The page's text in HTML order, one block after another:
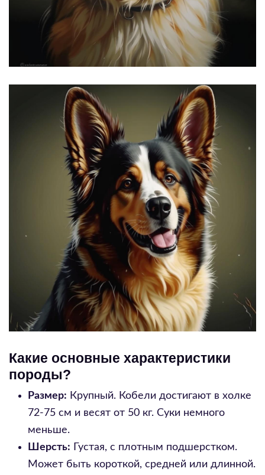
Какие основные характеристики
породы?
Размер: Крупный. Кобели достигают в холке
72-75 см и весят от 50 кг. Суки немного
меньше.
Шерсть: Густая, с плотным подшерстком.
Может быть короткой, средней или длинной.